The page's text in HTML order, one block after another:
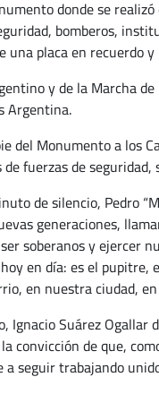
donde se
bomberos,
placa en recuerdo
y de la Marcha
Argentina.
del Monumento a los
fuerzas de
de silencio, Pedro
generaciones,
soberanos y ejercer
en día: es el pupitre,
en nuestra ciudad,
Ignacio Suárez
convicción de que,
seguir trabajando